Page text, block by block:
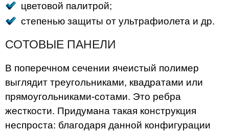
цветовой палитрой;
степенью защиты от ультрафиолета и др.
СОТОВЫЕ ПАНЕЛИ
В поперечном сечении ячеистый полимер
выглядит треугольниками, квадратами или
прямоугольниками-сотами. Это ребра
жесткости. Придумана такая конструкция
неспроста: благодаря данной конфигурации